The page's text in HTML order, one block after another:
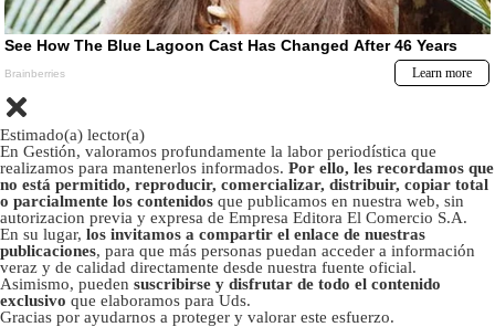
Estimado(a) lector(a)
En Gestión, valoramos profundamente la labor periodística que
realizamos para mantenerlos informados. Por ello, les recordamos que
no está permitido, reproducir, comercializar, distribuir, copiar total
o parcialmente los contenidos que publicamos en nuestra web, sin
autorizacion previa y expresa de Empresa Editora El Comercio S.A.
En su lugar, los invitamos a compartir el enlace de nuestras
publicaciones, para que más personas puedan acceder a información
veraz y de calidad directamente desde nuestra fuente oficial.
Asimismo, pueden suscribirse y disfrutar de todo el contenido
exclusivo que elaboramos para Uds.
Gracias por ayudarnos a proteger y valorar este esfuerzo.